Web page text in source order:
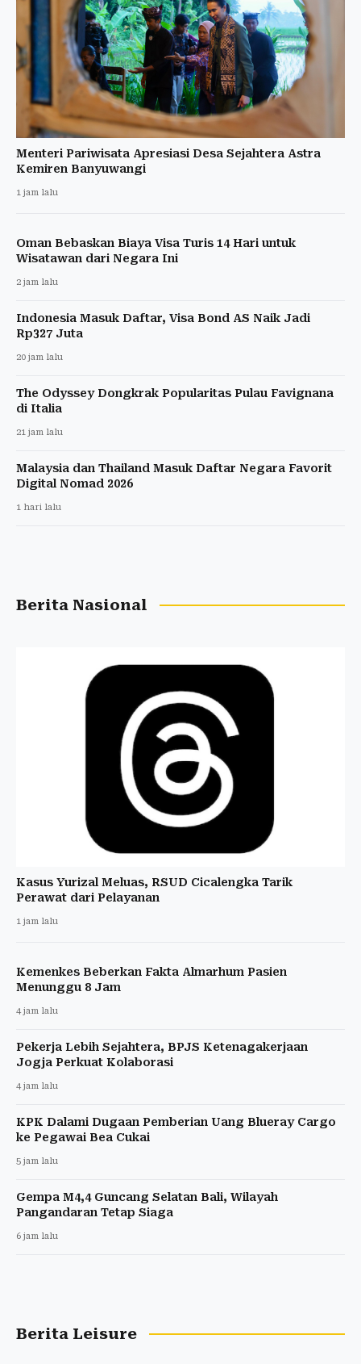
Menteri Pariwisata Apresiasi Desa Sejahtera Astra
Kemiren Banyuwangi
1 jam lalu
Oman Bebaskan Biaya Visa Turis 14 Hari untuk
Wisatawan dari Negara Ini
2 jam lalu
Indonesia Masuk Daftar, Visa Bond AS Naik Jadi
Rp327 Juta
20 jam lalu
The Odyssey Dongkrak Popularitas Pulau Favignana
di Italia
21 jam lalu
Malaysia dan Thailand Masuk Daftar Negara Favorit
Digital Nomad 2026
1 hari lalu
Berita Nasional
Kasus Yurizal Meluas, RSUD Cicalengka Tarik
Perawat dari Pelayanan
1 jam lalu
Kemenkes Beberkan Fakta Almarhum Pasien
Menunggu 8 Jam
4 jam lalu
Pekerja Lebih Sejahtera, BPJS Ketenagakerjaan
Jogja Perkuat Kolaborasi
4 jam lalu
KPK Dalami Dugaan Pemberian Uang Blueray Cargo
ke Pegawai Bea Cukai
5 jam lalu
Gempa M4,4 Guncang Selatan Bali, Wilayah
Pangandaran Tetap Siaga
6 jam lalu
Berita Leisure